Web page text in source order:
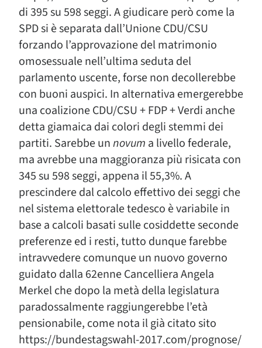
di 395 su 598 seggi. A giudicare però come la
SPD si è separata dall’Unione CDU/CSU
forzando l’approvazione del matrimonio
omosessuale nell’ultima seduta del
parlamento uscente, forse non decollerebbe
con buoni auspici. In alternativa emergerebbe
una coalizione CDU/CSU + FDP + Verdi anche
detta giamaica dai colori degli stemmi dei
partiti. Sarebbe unnovum a livello federale,
ma avrebbe una maggioranza più risicata con
345 su 598 seggi, appena il 55,3%. A
prescindere dal calcolo effettivo dei seggi che
nel sistema elettorale tedesco è variabile in
base a calcoli basati sulle cosiddette seconde
preferenze ed i resti, tutto dunque farebbe
intravvedere comunque un nuovo governo
guidato dalla 62enne Cancelliera Angela
Merkel che dopo la metà della legislatura
paradossalmente raggiungerebbe l’età
pensionabile, come nota il già citato sito
https://bundestagswahl-2017.com/prognose/